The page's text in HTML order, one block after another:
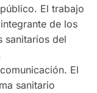
El trabajo
de los
sanitarios del
El
sanitario